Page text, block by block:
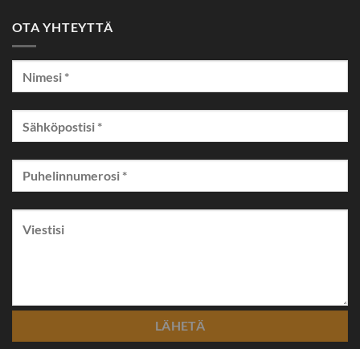
OTA YHTEYTTÄ